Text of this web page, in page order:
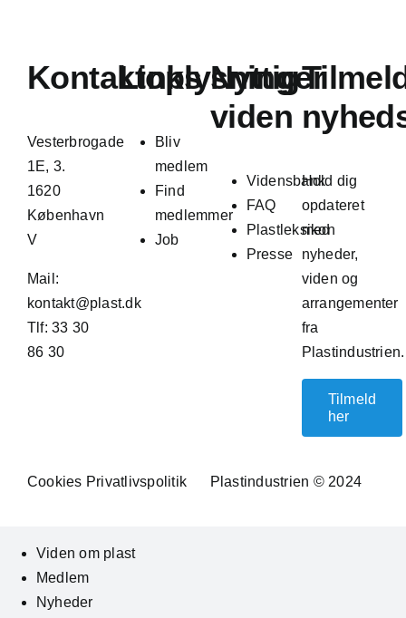
Kontaktoplysninger
Vesterbrogade
1E, 3.
1620
København
V
Mail:
kontakt@plast.dk
Tlf: 33 30
86 30
Links
Bliv
medlem
Find
medlemmer
Job
Nyttig
viden
Vidensbank
FAQ
Plastleksikon
Presse
Hold dig
opdateret
med
nyheder,
viden og
arrangementer
fra
Plastindustrien.
Tilmeld
her
Cookies Privatlivspolitik Plastindustrien © 2024
Viden om plast
Medlem
Nyheder